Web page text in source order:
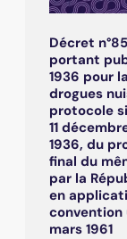
Décret
portant
1936 pour
drogues
protocole
11
1936, du
final du
par la
en
convention
mars 1961